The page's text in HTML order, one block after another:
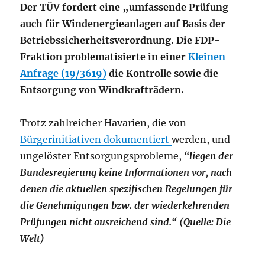
Der TÜV fordert eine „umfassende Prüfung
auch für Windenergieanlagen auf Basis der
Betriebssicherheitsverordnung. Die FDP-
Fraktion problematisierte in einerKleinen
Anfrage (19/3619) die Kontrolle sowie die
Entsorgung von Windkrafträdern.
Trotz zahlreicher Havarien, die von
Bürgerinitiativen dokumentiertwerden, und
ungelöster Entsorgungsprobleme, “liegen der
Bundesregierung keine Informationen vor, nach
denen die aktuellen spezifischen Regelungen für
die Genehmigungen bzw. der wiederkehrenden
Prüfungen nicht ausreichend sind.“ (Quelle: Die
Welt)